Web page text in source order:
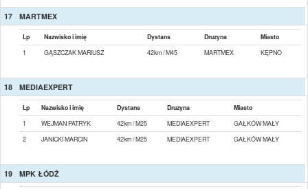
17 MARTMEX
Lp Nazwisko i imię Dystans Druzyna
Miasto
1
GĄSZCZAK MARIUSZ 42km / M45 MARTMEX KĘPNO
18 MEDIAEXPERT
Lp Nazwisko i imię Dystans Druzyna
Miasto
1
WEJMAN PATRYK 42km / M25 MEDIAEXPERT
GAŁKÓW MAŁY
2
JANICKI MARCIN 42km / M25 MEDIAEXPERT GAŁKÓW MAŁY
19 MPK ŁÓDŹ